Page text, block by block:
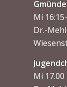
Mi
Dr.-
Mi